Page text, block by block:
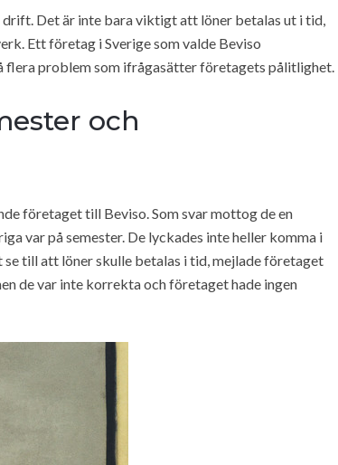
Det är inte bara viktigt att löner betalas ut i tid,
Ett företag i Sverige som valde Beviso
flera problem som ifrågasätter företagets pålitlighet.
och
företaget till Beviso. Som svar mottog de en
var på semester. De lyckades inte heller komma i
till att löner skulle betalas i tid, mejlade företaget
de var inte korrekta och företaget hade ingen